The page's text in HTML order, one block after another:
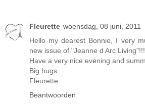
Fleurette woensdag, 08 juni, 2011
Hello my dearest Bonnie, I very
new issue of "Jeanne d Arc
Have a very nice evening and
Big hugs
Fleurette
Beantwoorden